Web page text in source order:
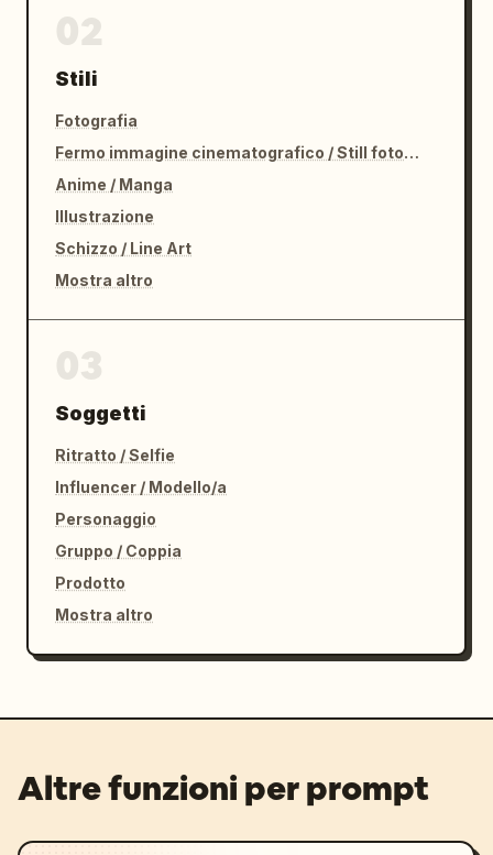
Stili
Fotografia
Fermo immagine cinematografico / Still fotografico
Anime / Manga
Illustrazione
Schizzo / Line Art
Mostra altro
Soggetti
Ritratto / Selfie
Influencer / Modello/a
Personaggio
Gruppo / Coppia
Prodotto
Mostra altro
Altre funzioni per prompt